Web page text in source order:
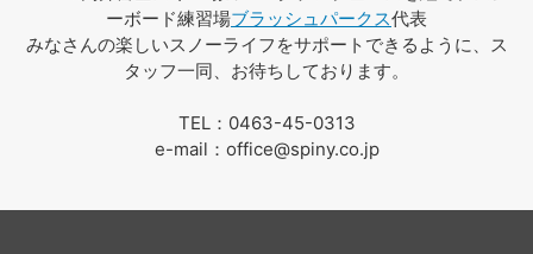
ーボード練習場ブラッシュパークス代表
みなさんの楽しいスノーライフをサポートできるように、ス
タッフ一同、お待ちしております。
TEL：0463-45-0313
e-mail：office@spiny.co.jp